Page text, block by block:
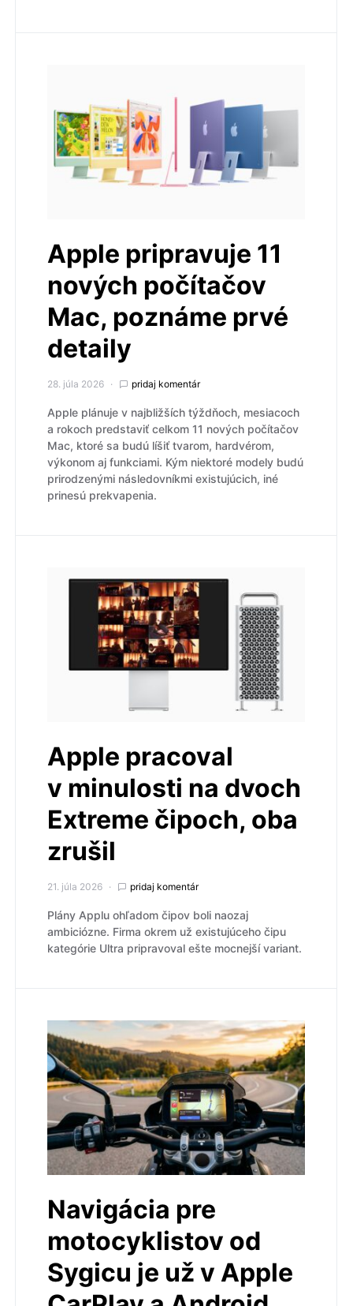
Apple pripravuje 11
nových počítačov
Mac, poznáme prvé
detaily
28. júla 2026 pridaj komentár
Apple plánuje v najbližších týždňoch, mesiacoch
a rokoch predstaviť celkom 11 nových počítačov
Mac, ktoré sa budú líšiť tvarom, hardvérom,
výkonom aj funkciami. Kým niektoré modely budú
prirodzenými následovníkmi existujúcich, iné
prinesú prekvapenia.
Apple pracoval
v minulosti na dvoch
Extreme čipoch, oba
zrušil
21. júla 2026 pridaj komentár
Plány Applu ohľadom čipov boli naozaj
ambiciózne. Firma okrem už existujúceho čipu
kategórie Ultra pripravoval ešte mocnejší variant.
Navigácia pre
motocyklistov od
Sygicu je už v Apple